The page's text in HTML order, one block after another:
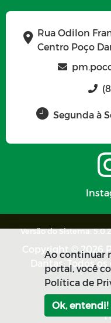
Rua Odilon
Centro Poço
Segunda à
Versão do Sistema:
Copyright © 2026
Dantas. Todos
Ao continuar
portal, você
Política de
Ok, entendi!